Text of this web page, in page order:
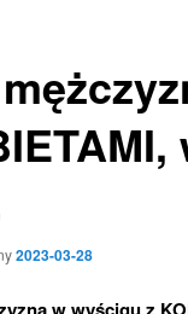
2023-03-28